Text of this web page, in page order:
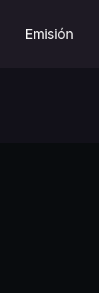
Emisión